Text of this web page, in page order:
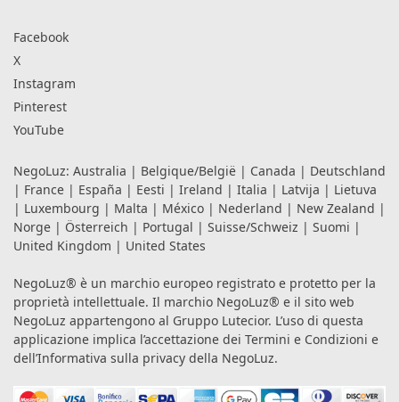
Facebook
X
Instagram
Pinterest
YouTube
NegoLuz: Australia | Belgique/België | Canada | Deutschland
| France | España | Eesti | Ireland | Italia | Latvija | Lietuva
| Luxembourg | Malta | México | Nederland | New Zealand |
Norge | Österreich | Portugal | Suisse/Schweiz | Suomi |
United Kingdom | United States
NegoLuz® è un marchio europeo registrato e protetto per la
proprietà intellettuale. Il marchio NegoLuz® e il sito web
NegoLuz appartengono al Gruppo Lutecior. L’uso di questa
applicazione implica l’accettazione dei Termini e Condizioni e
dell’Informativa sulla privacy della NegoLuz.